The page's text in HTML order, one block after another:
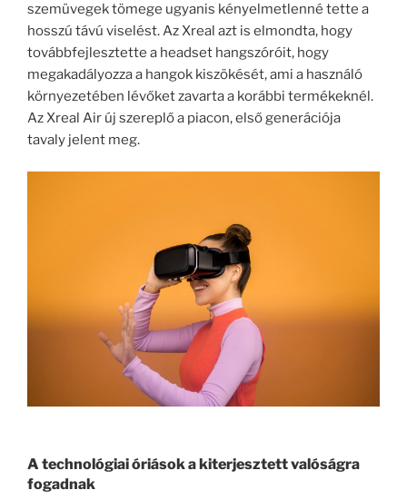
szemüvegek tömege ugyanis kényelmetlenné tette a
hosszú távú viselést. Az Xreal azt is elmondta, hogy
továbbfejlesztette a headset hangszóróit, hogy
megakadályozza a hangok kiszökését, ami a használó
környezetében lévőket zavarta a korábbi termékeknél.
Az Xreal Air új szereplő a piacon, első generációja
tavaly jelent meg.
A technológiai óriások a kiterjesztett valóságra
fogadnak